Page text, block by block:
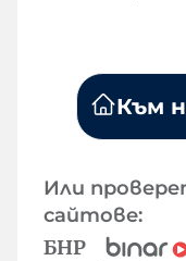
Към
Или
сайтове:
БНР